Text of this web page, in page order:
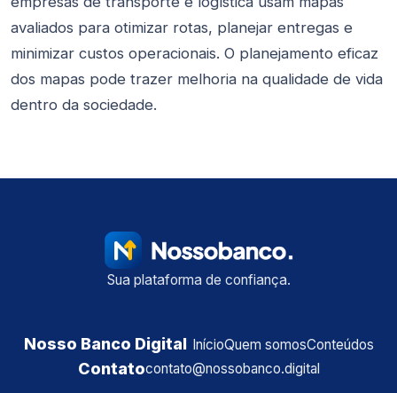
avaliados para otimizar rotas, planejar entregas e
minimizar custos operacionais. O planejamento eficaz
dos mapas pode trazer melhoria na qualidade de vida
dentro da sociedade.
Sua plataforma de confiança.
Nosso Banco Digital InícioQuem somosConteúdos
Contatocontato@nossobanco.digital